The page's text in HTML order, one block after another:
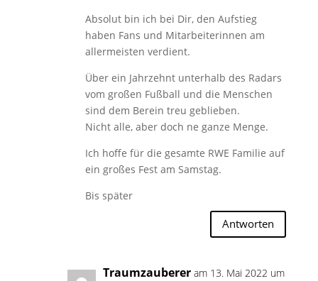
Absolut bin ich bei Dir, den Aufstieg
haben Fans und Mitarbeiterinnen am
allermeisten verdient.
Über ein Jahrzehnt unterhalb des Radars
vom großen Fußball und die Menschen
sind dem Berein treu geblieben.
Nicht alle, aber doch ne ganze Menge.
Ich hoffe für die gesamte RWE Familie auf
ein großes Fest am Samstag.
Bis später
Antworten
Traumzauberer am 13. Mai 2022 um